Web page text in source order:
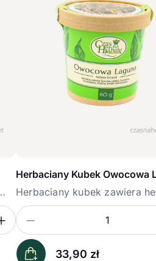
Zwiększ ilość
Herbaciany Kubek Owocowa
Herbaciany kubek zawiera
Owocowa...
33,90 zł
IlośćZmniejsz ilość